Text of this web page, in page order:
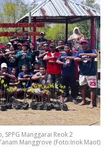
Manggarai Reok 2
Manggrove (Foto:Inok Maot)